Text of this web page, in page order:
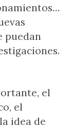
puedan
el
el
idea de